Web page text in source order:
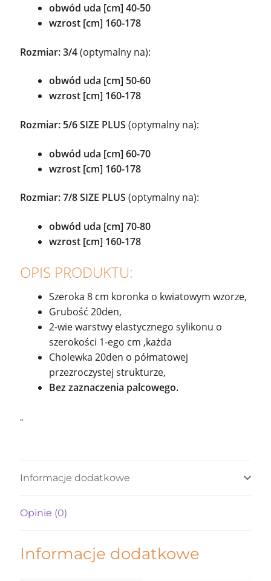
obwód uda [cm] 40-50
wzrost [cm] 160-178
Rozmiar: 3/4(optymalny na):
obwód uda [cm] 50-60
wzrost [cm] 160-178
Rozmiar: 5/6SIZE PLUS (optymalny na):
obwód uda [cm] 60-70
wzrost [cm] 160-178
Rozmiar: 7/8SIZE PLUS (optymalny na):
obwód uda [cm] 70-80
wzrost [cm] 160-178
OPIS PRODUKTU:
Szeroka 8 cm koronka o kwiatowym wzorze,
Grubość 20den,
2-wie warstwy elastycznego sylikonu o
szerokości 1-ego cm ,każda
Cholewka 20den o półmatowej
przezroczystej strukturze,
Bez zaznaczenia palcowego.
„
Informacje dodatkowe
Opinie (0)
Informacje dodatkowe